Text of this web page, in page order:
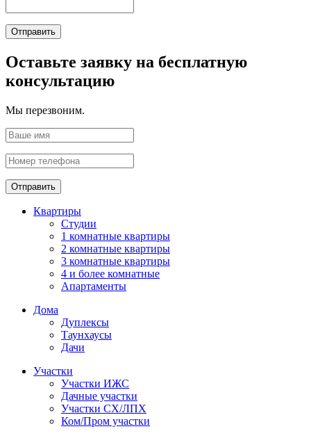
Отправить
Оставьте заявку на бесплатную
консультацию
Мы перезвоним.
Отправить
Квартиры
Студии
1 комнатные квартиры
2 комнатные квартиры
3 комнатные квартиры
4 и более комнатные
Апартаменты
Дома
Дуплексы
Таунхаусы
Дачи
Участки
Участки ИЖС
Дачные участки
Участки СХ/ЛПХ
Ком/Пром участки